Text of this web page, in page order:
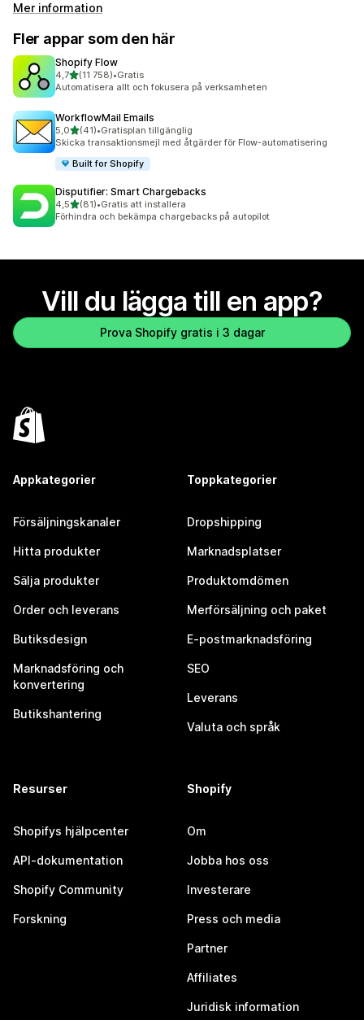
Mer information
Fler appar som den här
Shopify Flow
4,7av 5 stjärnor
(11 758)
11758 recensioner totalt
•Gratis
Automatisera allt och fokusera på verksamheten
WorkflowMail Emails
5,0av 5 stjärnor
(41)
41 recensioner totalt
•Gratisplan tillgänglig
Skicka transaktionsmejl med åtgärder för Flow-automatisering
Built for Shopify
Disputifier: Smart Chargebacks
4,5av 5 stjärnor
(81)
81 recensioner totalt
•Gratis att installera
Förhindra och bekämpa chargebacks på autopilot
Vill du lägga till en app?
Prova Shopify gratis i 3 dagar
Appkategorier
Försäljningskanaler
Hitta produkter
Sälja produkter
Order och leverans
Butiksdesign
Marknadsföring och
konvertering
Butikshantering
Toppkategorier
Dropshipping
Marknadsplatser
Produktomdömen
Merförsäljning och paket
E-postmarknadsföring
SEO
Leverans
Valuta och språk
Resurser
Shopifys hjälpcenter
API-dokumentation
Shopify Community
Forskning
Shopify
Om
Jobba hos oss
Investerare
Press och media
Partner
Affiliates
Juridisk information